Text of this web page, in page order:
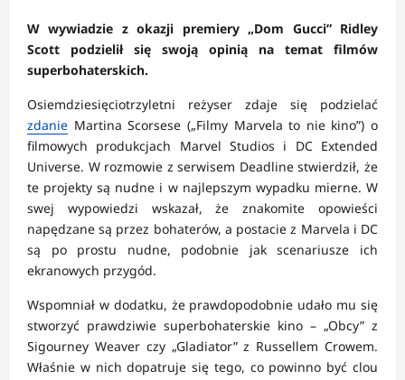
W wywiadzie z okazji premiery „Dom Gucci” Ridley
Scott podzielił się swoją opinią na temat filmów
superbohaterskich.
Osiemdziesięciotrzyletni reżyser zdaje się podzielać
zdanie Martina Scorsese („Filmy Marvela to nie kino”) o
filmowych produkcjach Marvel Studios i DC Extended
Universe. W rozmowie z serwisem Deadline stwierdził, że
te projekty są nudne i w najlepszym wypadku mierne. W
swej wypowiedzi wskazał, że znakomite opowieści
napędzane są przez bohaterów, a postacie z Marvela i DC
są po prostu nudne, podobnie jak scenariusze ich
ekranowych przygód.
Wspomniał w dodatku, że prawdopodobnie udało mu się
stworzyć prawdziwie superbohaterskie kino – „Obcy” z
Sigourney Weaver czy „Gladiator” z Russellem Crowem.
Właśnie w nich dopatruje się tego, co powinno być clou